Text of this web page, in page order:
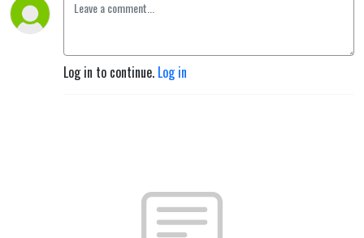
Log in to continue. Log in